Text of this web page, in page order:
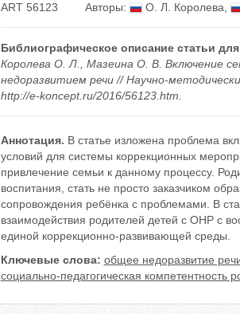
ART 56123 Авторы: О. Л. Королева
Библиографическое описание статьи
Королева О. Л., Мазеина О. В. Включение
недоразвитием речи // Научно-
http://e-koncept.ru/2016/56123.htm.
Аннотация. В статье изложена проблема
условий для системы коррекционных
привлечение семьи к данному процессу.
воспитания, стать не просто заказчиком
сопровождения ребёнка с проблемами. В
взаимодействия родителей детей с ОНР с
единой коррекционно-развивающей среды.
Ключевые слова: общее недоразвитие
социально-педагогическая компетентность